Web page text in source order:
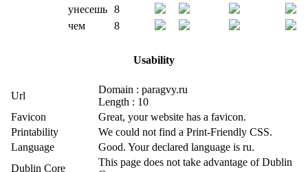
унесешь 8
чем
8
Usability
Url
Domain : paragvy.ru
Length : 10
Favicon
Great, your website has a favicon.
Printability
We could not find a Print-Friendly CSS.
Language
Good. Your declared language is ru.
Dublin Core
This page does not take advantage of Dublin